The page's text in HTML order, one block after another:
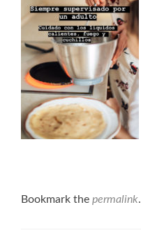
Bookmark the permalink.